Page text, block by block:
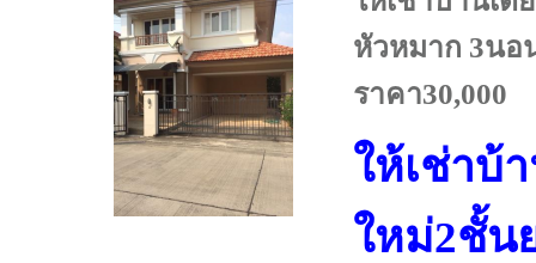
หัวหมาก 3นอ
ราคา30,000
ให้เช่าบ้
ใหม่2ชั้น